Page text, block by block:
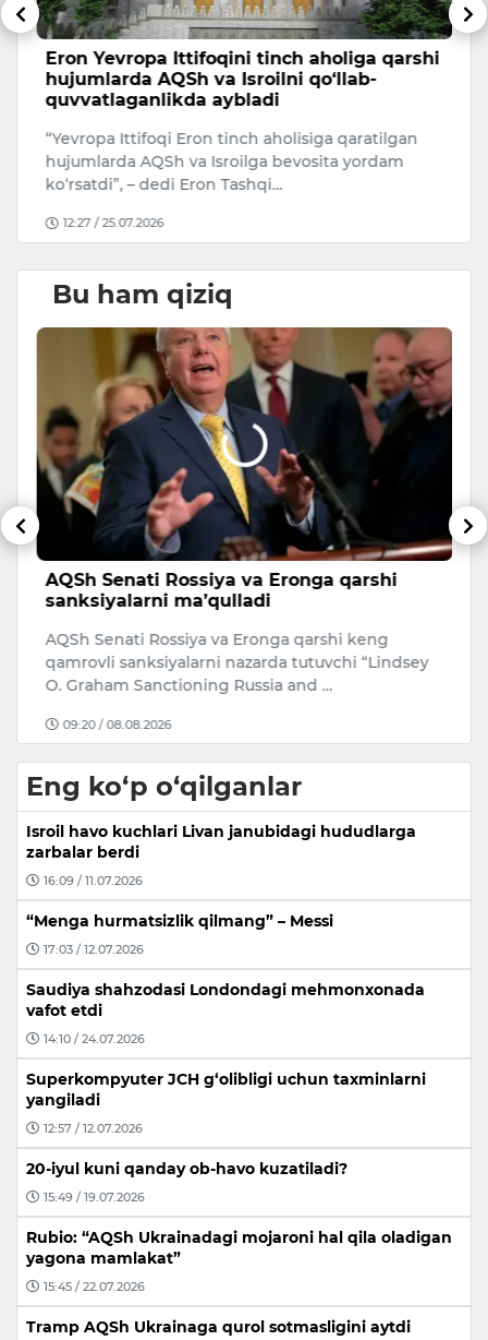
Eron Yevropa Ittifoqini tinch aholiga qarshi
hujumlarda AQSh va Isroilni qo‘llab-
quvvatlaganlikda aybladi
“Yevropa Ittifoqi Eron tinch aholisiga qaratilgan
hujumlarda AQSh va Isroilga bevosita yordam
ko‘rsatdi”, – dedi Eron Tashqi…
12:27 / 25.07.2026
Bu ham qiziq
AQSh Senati Rossiya va Eronga qarshi
sanksiyalarni ma’qulladi
AQSh Senati Rossiya va Eronga qarshi keng
qamrovli sanksiyalarni nazarda tutuvchi “Lindsey
O. Graham Sanctioning Russia and …
09:20 / 08.08.2026
Eng ko‘p o‘qilganlar
Isroil havo kuchlari Livan janubidagi hududlarga
zarbalar berdi
16:09 / 11.07.2026
“Menga hurmatsizlik qilmang” – Messi
17:03 / 12.07.2026
Saudiya shahzodasi Londondagi mehmonxonada
vafot etdi
14:10 / 24.07.2026
Superkompyuter JCH g‘olibligi uchun taxminlarni
yangiladi
12:57 / 12.07.2026
20-iyul kuni qanday ob-havo kuzatiladi?
15:49 / 19.07.2026
Rubio: “AQSh Ukrainadagi mojaroni hal qila oladigan
yagona mamlakat”
15:45 / 22.07.2026
Tramp AQSh Ukrainaga qurol sotmasligini aytdi